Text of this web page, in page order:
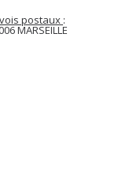
postaux :
MARSEILLE